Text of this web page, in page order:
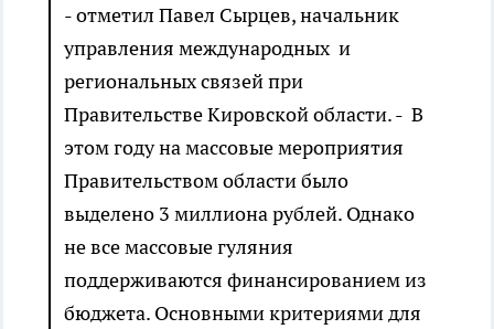
- отметил Павел Сырцев, начальник
управления международных и
региональных связей при
Правительстве Кировской области. - В
этом году на массовые мероприятия
Правительством области было
выделено 3 миллиона рублей. Однако
не все массовые гуляния
поддерживаются финансированием из
бюджета. Основными критериями для